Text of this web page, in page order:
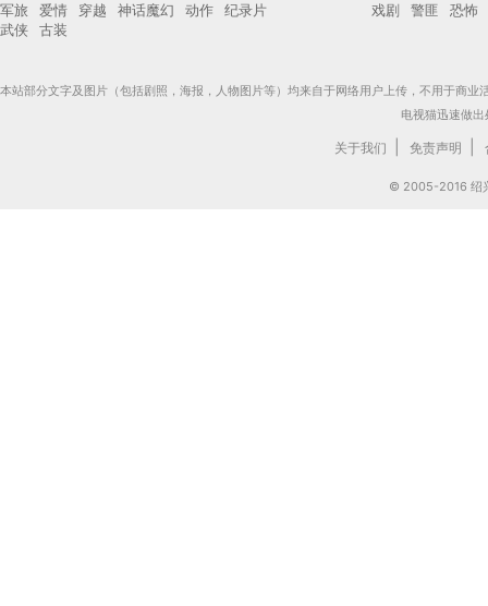
军旅
爱情 穿越 神话魔幻 动作
纪录片
武侠
古装
戏剧
警匪 恐怖
本站部分文字及图片（包括剧照，海报，人物图片等）均来自于网络用户上传，不用于商
电视猫迅速做
关于我们 免责声明
© 2005-2016 绍